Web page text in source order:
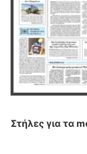
Στήλες για τα